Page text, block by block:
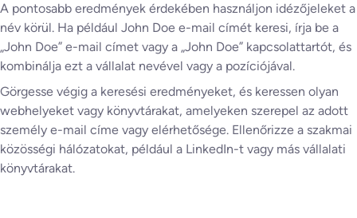
A pontosabb eredmények érdekében használjon idézőjeleket a
név körül. Ha például John Doe e-mail címét keresi, írja be a
„John Doe” e-mail címet vagy a „John Doe” kapcsolattartót, és
kombinálja ezt a vállalat nevével vagy a pozíciójával.
Görgesse végig a keresési eredményeket, és keressen olyan
webhelyeket vagy könyvtárakat, amelyeken szerepel az adott
személy e-mail címe vagy elérhetősége. Ellenőrizze a szakmai
közösségi hálózatokat, például a LinkedIn-t vagy más vállalati
könyvtárakat.